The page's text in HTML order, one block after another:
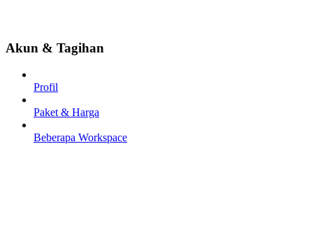
Akun & Tagihan
Profil
Paket & Harga
Beberapa Workspace